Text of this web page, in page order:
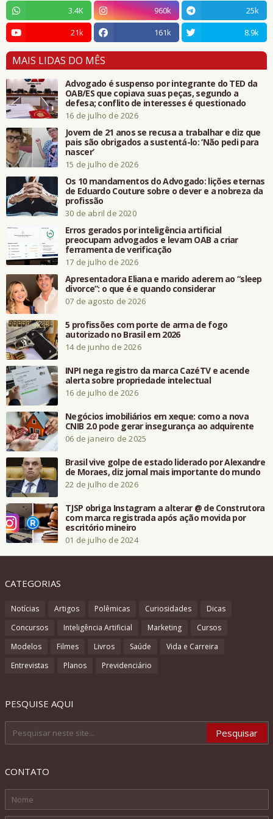
3.4K 960k
25k
21k
161k 8.9k
MAIS LIDAS DO MÊS
Advogado é suspenso por integrante do TED da
OAB/ES que copiava suas peças, segundo a
defesa; conflito de interesses é questionado
16 de julho de 2026
Jovem de 21 anos se recusa a trabalhar e diz que
pais são obrigados a sustentá-lo: ‘Não pedi para
nascer’
15 de julho de 2026
Os 10 mandamentos do Advogado: lições eternas
de Eduardo Couture sobre o dever e a nobreza da
profissão
30 de abril de 2020
Erros gerados por inteligência artificial
preocupam advogados e levam OAB a criar
ferramenta de verificação
17 de julho de 2026
Apresentadora Eliana e marido aderem ao “sleep
divorce”: o que é e quando considerar
07 de agosto de 2026
5 profissões com porte de arma de fogo
autorizado no Brasil em 2026
14 de junho de 2026
INPI nega registro da marca CazéTV e acende
alerta sobre propriedade intelectual
16 de julho de 2026
Negócios imobiliários em xeque: como a nova
CNIB 2.0 pode gerar insegurança ao adquirente
06 de janeiro de 2025
Brasil vive golpe de estado liderado por Alexandre
de Moraes, diz jornal mais importante do mundo
22 de julho de 2026
TJSP obriga Instagram a alterar @ de Construtora
com marca registrada após ação movida por
escritório mineiro
01 de julho de 2024
CATEGORIAS
Notícias Artigos Polêmicas Curiosidades
Dicas
Concursos
Inteligência Artificial Marketing
Cursos
Modelos
Filmes Livros Saúde
Vida e Carreira
Entrevistas
Planos Previdenciário
PESQUISE AQUI
CONTATO